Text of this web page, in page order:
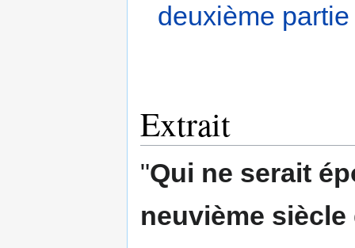
deuxième partie
Extrait
"Qui ne serait
neuvième